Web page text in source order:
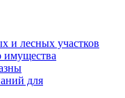
и лесных участков
имущества
для